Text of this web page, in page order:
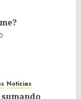
0
Noticias